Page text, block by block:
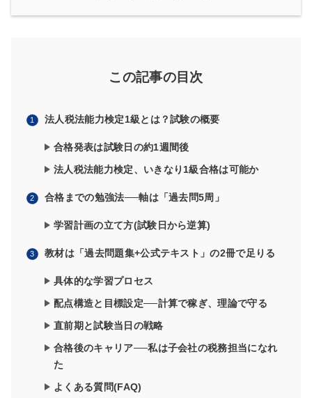
この記事の目次
法人税法能力検定1級とは？試験の概要
合格発表は試験日の約1週間後
法人税法能力検定、いきなり1級合格は可能か
合格までの勉強法──軸は「過去問5周」
学習計画の立て方(試験日から逆算)
教材は「過去問題集+公式テキスト」の2冊で足りる
具体的な学習プロセス
配点構造と目標設定──計算で稼ぎ、理論で守る
直前期と試験当日の戦略
合格後のキャリア──私は子会社の税務担当になれ
た
よくある質問(FAQ)